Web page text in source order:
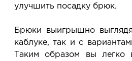
улучшить посадку брюк.
Брюки выигрышно
каблуке, так и с
Таким образом вы легко